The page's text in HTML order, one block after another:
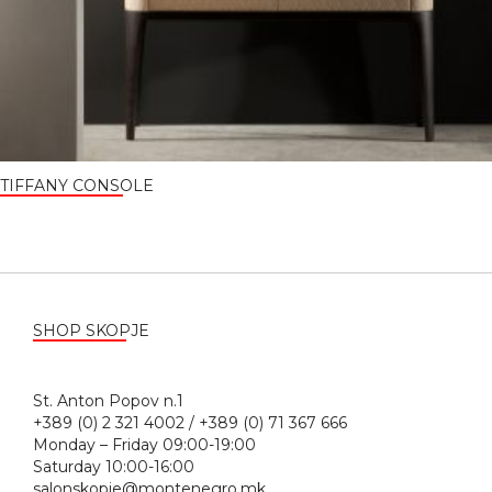
TIFFANY CONSOLE
SHOP SKOPJE
St. Anton Popov n.1
+389 (0) 2 321 4002 / +389 (0) 71 367 666
Monday – Friday 09:00-19:00
Saturday 10:00-16:00